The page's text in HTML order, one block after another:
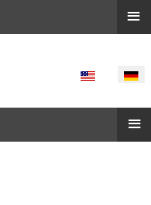
SPRACHE
≡
≡